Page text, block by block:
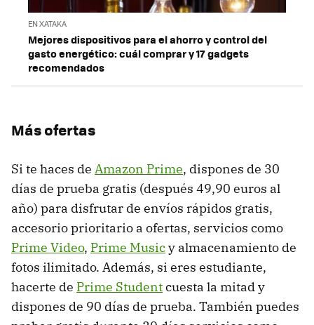
EN XATAKA
Mejores dispositivos para el ahorro y control del
gasto energético: cuál comprar y 17 gadgets
recomendados
Más ofertas
Si te haces de Amazon Prime, dispones de 30
días de prueba gratis (después 49,90 euros al
año) para disfrutar de envíos rápidos gratis,
accesorio prioritario a ofertas, servicios como
Prime Video, Prime Musicy almacenamiento de
fotos ilimitado. Además, si eres estudiante,
hacerte de Prime Studentcuesta la mitad y
dispones de 90 días de prueba. También puedes